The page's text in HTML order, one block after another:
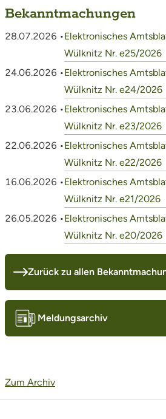
Bekanntmachungen
28.07.2026 •Elektronisches
Wülknitz Nr. e25/2026
24.06.2026 •Elektronisches
Wülknitz Nr. e24/2026
23.06.2026 •Elektronisches
Wülknitz Nr. e23/2026
22.06.2026 •Elektronisches
Wülknitz Nr. e22/2026
16.06.2026 •Elektronisches
Wülknitz Nr. e21/2026
26.05.2026 •Elektronisches
Wülknitz Nr. e20/2026
Zurück zu allen
Meldungsarchiv
Zum Archiv